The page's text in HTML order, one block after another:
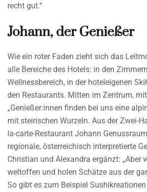
recht gut.“
Johann, der Genießer
Wie ein roter Faden zieht sich das
alle Bereiche des Hotels: in den
Wellnessbereich, in der hoteleigenen
den Restaurants. Mitten im Zentrum,
„Genießer:innen finden bei uns eine
mit steirischen Wurzeln. Aus der Zwei-
la-carte-Restaurant Johann
regionale, österreichisch interpretierte
Christian und Alexandra ergänzt: „Aber
weltoffen und holen Schätze aus der
So gibt es zum Beispiel